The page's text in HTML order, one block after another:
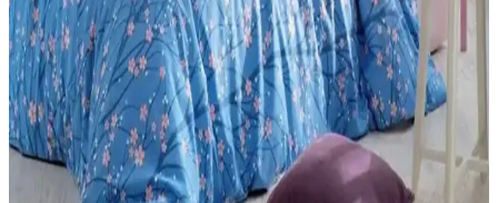
Çocuklar İçin 208 Parçalık Boyama Seti: Yaratıcılığı
Geliştiren Eğitici Malzeme
Geniş renk ve parça seçeneğiyle çocukların yaratıcılığını artıran
güvenli ve dayanıklı 208 parçalık boyama seti, eğlence ve eğitimi bir
arada sunar.
Ender Home CottonVerse ve Safir Tiny Tavşan